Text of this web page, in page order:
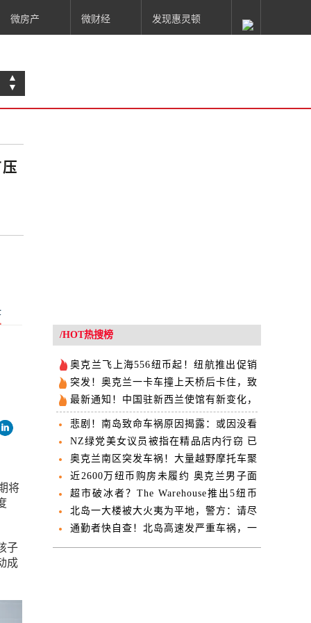
微房产 微财经 发现惠灵顿
▲
▼
将
子
成
/HOT热搜榜
奥克兰飞上海556纽币起！纽航推出促销
活动
突发！奥克兰一卡车撞上天桥后卡住，致
道路关闭！
最新通知！中国驻新西兰使馆有新变化，
办证别去错地方了！
悲剧！南岛致命车祸原因揭露：或因没看
到Stop标识
NZ绿党美女议员被指在精品店内行窃 已
被停职
奥克兰南区突发车祸！大量越野摩托车聚
集...
近2600万纽币购房未履约 奥克兰男子面
临巨额索赔
超市破冰者？The Warehouse推出5纽币
一打鸡蛋
北岛一大楼被大火夷为平地，警方：请尽
量避开该地区！
通勤者快自查！北岛高速发严重车祸，一
重要路段关闭！